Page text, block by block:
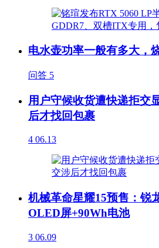
电水壶功率一般有多大，
问答 5
用户守候收货遭快递拒交
后才找回包裹
4 06.13
机械革命星耀15预售：锐
OLED屏+90Wh电池
3 06.09